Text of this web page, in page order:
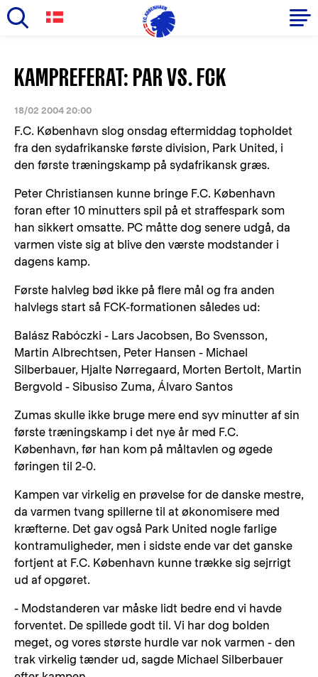
main
content
Primary
navigation
English
KAMPREFERAT: PAR VS. FCK
18/02 2004 20:00
F.C. København slog onsdag eftermiddag topholdet
fra den sydafrikanske første division, Park United, i
den første træningskamp på sydafrikansk græs.
Peter Christiansen kunne bringe F.C. København
foran efter 10 minutters spil på et straffespark som
han sikkert omsatte. PC måtte dog senere udgå, da
varmen viste sig at blive den værste modstander i
dagens kamp.
Første halvleg bød ikke på flere mål og fra anden
halvlegs start så FCK-formationen således ud:
Balász Rabóczki - Lars Jacobsen, Bo Svensson,
Martin Albrechtsen, Peter Hansen - Michael
Silberbauer, Hjalte Nørregaard, Morten Bertolt, Martin
Bergvold - Sibusiso Zuma, Álvaro Santos
Zumas skulle ikke bruge mere end syv minutter af sin
første træningskamp i det nye år med F.C.
København, før han kom på måltavlen og øgede
føringen til 2-0.
Kampen var virkelig en prøvelse for de danske mestre,
da varmen tvang spillerne til at økonomisere med
kræfterne. Det gav også Park United nogle farlige
kontramuligheder, men i sidste ende var det ganske
fortjent at F.C. København kunne trække sig sejrrigt
ud af opgøret.
- Modstanderen var måske lidt bedre end vi havde
forventet. De spillede godt til. Vi har dog bolden
meget, og vores største hurdle var nok varmen - den
trak virkelig tænder ud, sagde Michael Silberbauer